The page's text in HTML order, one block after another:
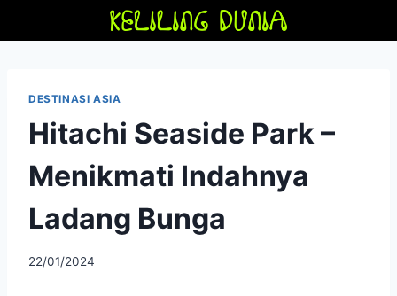
DESTINASI ASIA
Hitachi Seaside Park –
Menikmati Indahnya
Ladang Bunga
By
22/01/2024